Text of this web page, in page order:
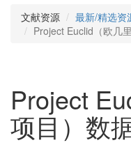
文献资源
最新/精选资
Project Euclid（欧几
Project
项目）数